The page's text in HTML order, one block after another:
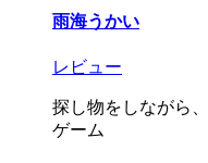
雨海うかい
レビュー
探し物をしながら
ゲーム